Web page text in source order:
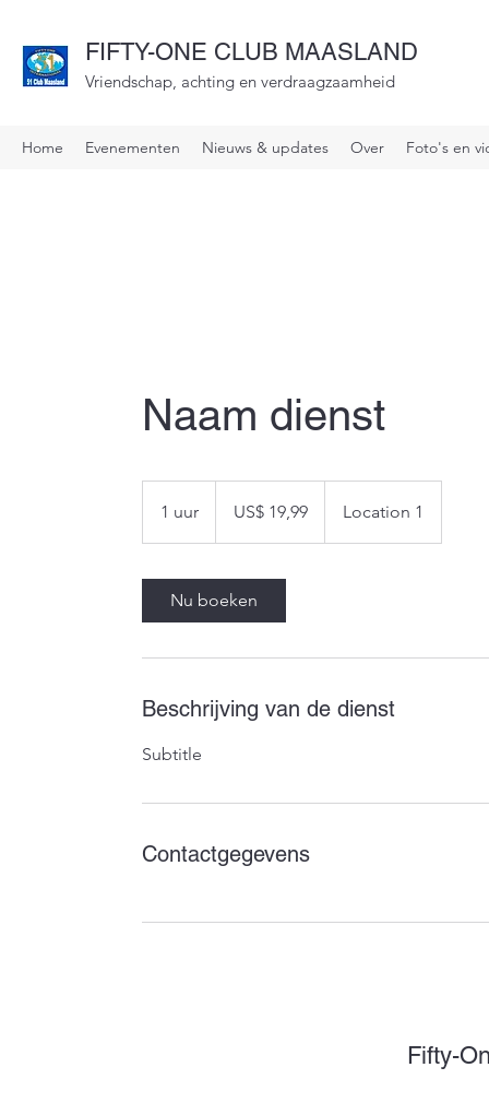
FIFTY-ONE CLUB MAASLAND
Vriendschap, achting en verdraagzaamheid
Home Evenementen Nieuws & updates Over Foto's en
Naam dienst
1 uur
u
dollarUS$ 19,99 Location 1
Nu boeken
Beschrijving van de dienst
Subtitle
Contactgegevens
Fifty-